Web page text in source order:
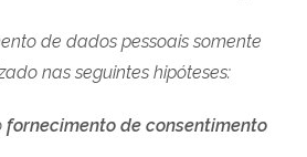
de dados pessoais somente
nas seguintes hipóteses:
fornecimento de consentimento